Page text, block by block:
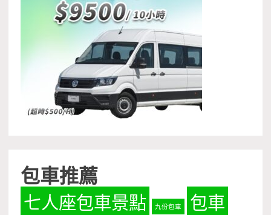
包車推薦
七人座包車景點 九份包車 包車